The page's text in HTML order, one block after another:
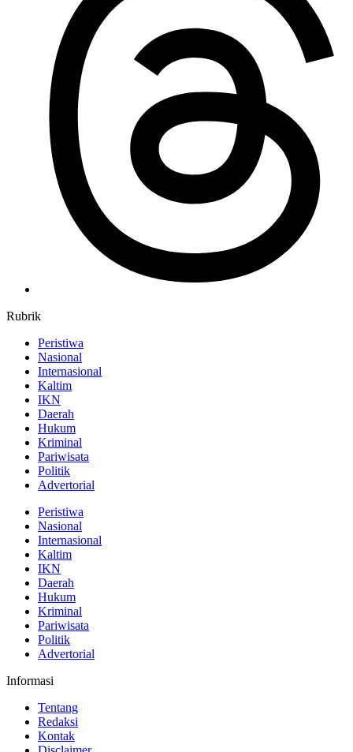
Rubrik
Peristiwa
Nasional
Internasional
Kaltim
IKN
Daerah
Hukum
Kriminal
Pariwisata
Politik
Advertorial
Peristiwa
Nasional
Internasional
Kaltim
IKN
Daerah
Hukum
Kriminal
Pariwisata
Politik
Advertorial
Informasi
Tentang
Redaksi
Kontak